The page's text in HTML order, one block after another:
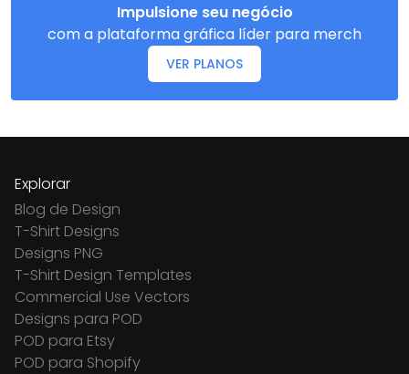
Impulsione seu negócio
com a plataforma gráfica líder para merch
VER PLANOS
Explorar
Blog de Design
T-Shirt Designs
Designs PNG
T-Shirt Design Templates
Commercial Use Vectors
Designs para POD
POD para Etsy
POD para Shopify